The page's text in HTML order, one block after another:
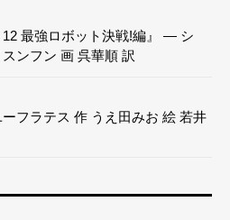
12 最強ロボット決戦!編』 — シ
ンフン 画 呉華順 訳
フラテス 作 うえ田みお 絵 若井